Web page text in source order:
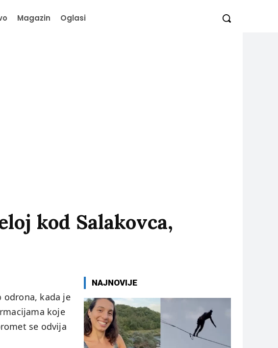
Magazin Oglasi
kod Salakovca,
odrona, kada je
koje
se odvija
NAJNOVIJE